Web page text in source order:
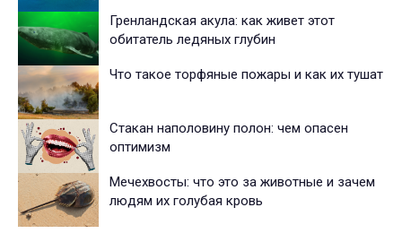
Гренландская акула: как живет этот
обитатель ледяных глубин
Что такое торфяные пожары и как их тушат
Стакан наполовину полон: чем опасен
оптимизм
Мечехвосты: что это за животные и зачем
людям их голубая кровь